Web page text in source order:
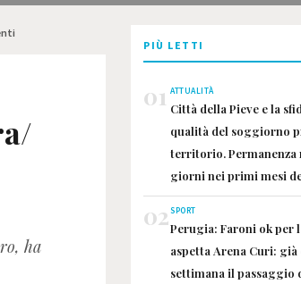
ha
PIÙ LETTI
01 ATTUALITÀ
Città della Pieve e la
qualità del soggiorno
territorio. Permanenza
giorni nei primi mesi
02SPORT
Perugia: Faroni ok per
aspetta Arena Curi: già
settimana il passaggio